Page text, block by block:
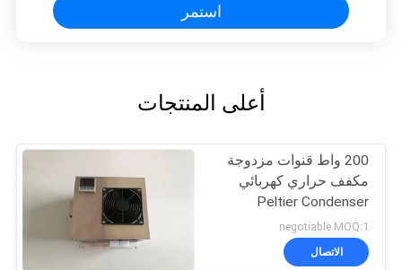
استمر
أعلى المنتجات
200 واط قنوات مزدوجة
مكفف حراري كهربائي
Peltier Condenser
negotiable MOQ:1
الاتصال